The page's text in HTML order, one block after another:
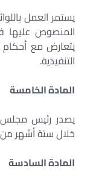
يستمر العمل
المنصوص عليها
يتعارض مع أحكام
التنفيذية.
المادة الخامسة
يصدر رئيس مجلس
خلال ستة أشهر من
المادة السادسة